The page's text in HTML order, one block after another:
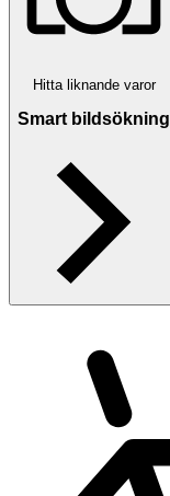
Hitta liknande varor
Smart bildsökning